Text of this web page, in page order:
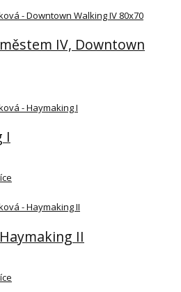
IV, Downtown
I
II